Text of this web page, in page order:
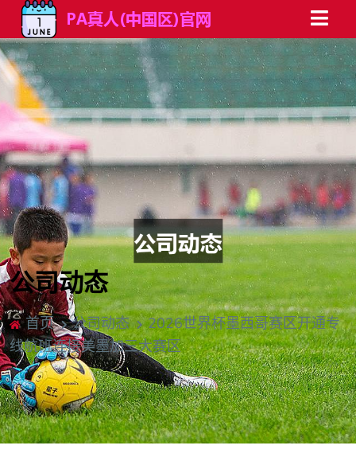
公司动态
首页 公司动态
2026世界杯墨西哥赛区开通专
线航班连接美墨加三大赛区